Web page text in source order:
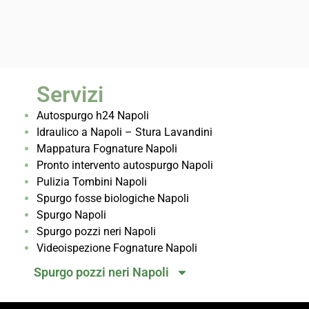
Servizi
Autospurgo h24 Napoli
Idraulico a Napoli – Stura Lavandini
Mappatura Fognature Napoli
Pronto intervento autospurgo Napoli
Pulizia Tombini Napoli
Spurgo fosse biologiche Napoli
Spurgo Napoli
Spurgo pozzi neri Napoli
Videoispezione Fognature Napoli
Spurgo pozzi neri Napoli